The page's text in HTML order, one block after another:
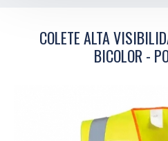
COLETE ALTA
BICOLOR -